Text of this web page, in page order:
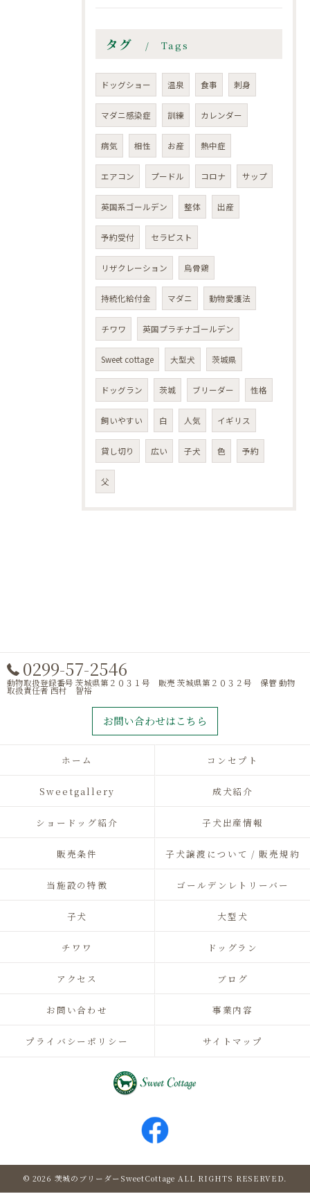
タグ Tags
ドッグショー 温泉 食事 刺身
マダニ感染症 訓練 カレンダー
病気 相性 お産 熱中症
エアコン プードル コロナ サップ
英国系ゴールデン 整体 出産
予約受付 セラピスト
リザクレーション 烏骨鶏
持続化給付金 マダニ 動物愛護法
チワワ 英国プラチナゴールデン
Sweet cottage 大型犬 茨城県
ドッグラン 茨城 ブリーダー 性格
飼いやすい 白 人気 イギリス
貸し切り 広い 子犬 色 予約
父
0299-57-2546
動物取扱登録番号 茨城県第２０３１号 販売 茨城県第２０３２号 保管 動物
取扱責任者 西村 智裕
お問い合わせはこちら
ホーム コンセプト
Sweetgallery 成犬紹介
ショードッグ紹介 子犬出産情報
販売条件 子犬譲渡について / 販売規約
当施設の特徴 ゴールデンレトリーバー
子犬 大型犬
チワワ ドッグラン
アクセス ブログ
お問い合わせ 事業内容
プライバシーポリシー サイトマップ
© 2026 茨城のブリーダーSweetCottage ALL RIGHTS RESERVED.